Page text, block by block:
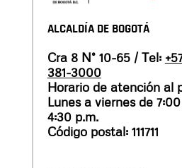
ALCALDÍA DE BOGOTÁ
Cra 8 N° 10-65 / Tel:
381-3000
Horario de atención al
Lunes a viernes de
4:30 p.m.
Código postal: 111711